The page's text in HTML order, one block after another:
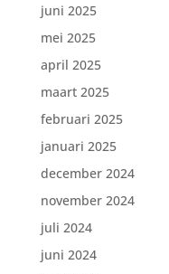
juni 2025
mei 2025
april 2025
maart 2025
februari 2025
januari 2025
december 2024
november 2024
juli 2024
juni 2024